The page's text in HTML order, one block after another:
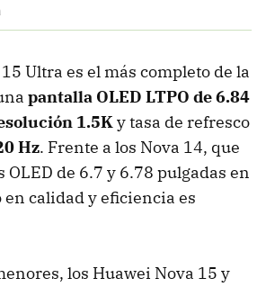
Ultra es el más completo de la
pantalla OLED LTPO de 6.84
1.5Ky tasa de refresco
Hz. Frente a los Nova 14, que
de 6.7 y 6.78 pulgadas en
en calidad y eficiencia es
los Huawei Nova 15 y